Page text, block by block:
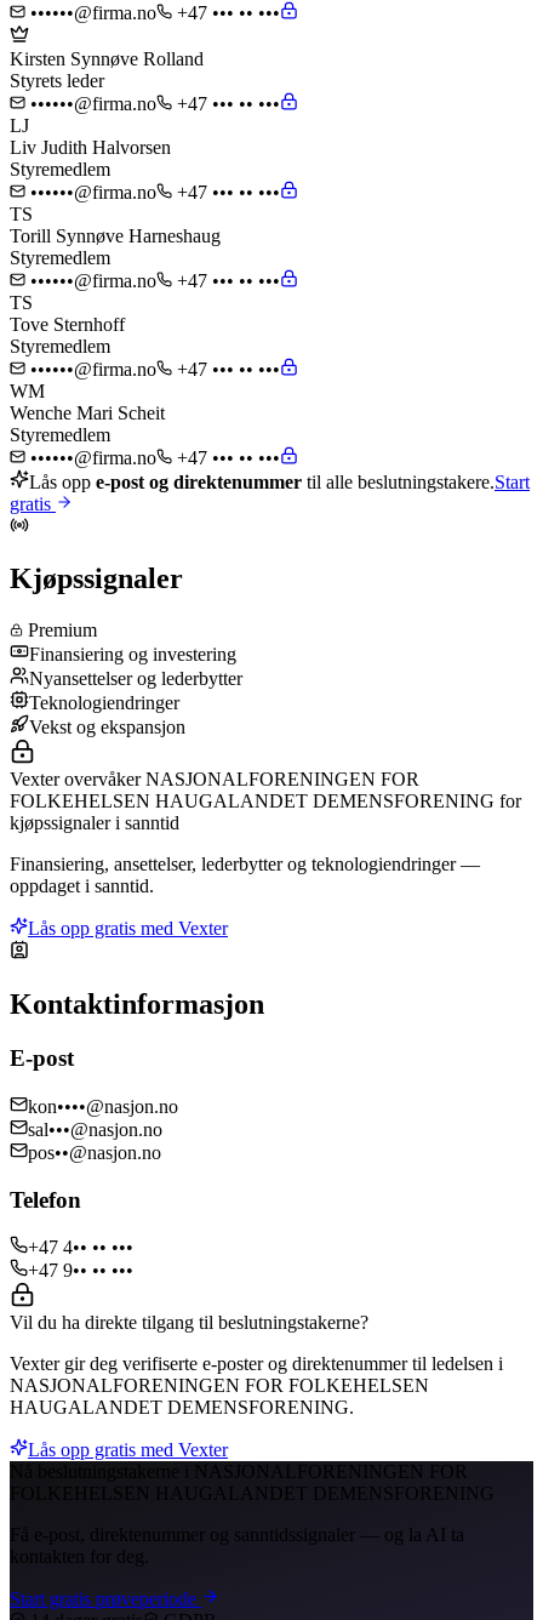
••••••@firma.no
+47 ••• •• •••
Kirsten Synnøve Rolland
Styrets leder
••••••@firma.no
+47 ••• •• •••
LJ
Liv Judith Halvorsen
Styremedlem
••••••@firma.no
+47 ••• •• •••
TS
Torill Synnøve Harneshaug
Styremedlem
••••••@firma.no
+47 ••• •• •••
TS
Tove Sternhoff
Styremedlem
••••••@firma.no
+47 ••• •• •••
WM
Wenche Mari Scheit
Styremedlem
••••••@firma.no
+47 ••• •• •••
Lås opp e-post og direktenummer til alle beslutningstakere.Start
gratis
Kjøpssignaler
Premium
Finansiering og investering
Nyansettelser og lederbytter
Teknologiendringer
Vekst og ekspansjon
Vexter overvåker NASJONALFORENINGEN FOR
FOLKEHELSEN HAUGALANDET DEMENSFORENING for
kjøpssignaler i sanntid
Finansiering, ansettelser, lederbytter og teknologiendringer —
oppdaget i sanntid.
Lås opp gratis med Vexter
Kontaktinformasjon
E-post
kon••••@nasjon.no
sal•••@nasjon.no
pos••@nasjon.no
Telefon
+47 4•• •• •••
+47 9•• •• •••
Vil du ha direkte tilgang til beslutningstakerne?
Vexter gir deg verifiserte e-poster og direktenummer til ledelsen i
NASJONALFORENINGEN FOR FOLKEHELSEN
HAUGALANDET DEMENSFORENING.
Lås opp gratis med Vexter
Nå beslutningstakerne i NASJONALFORENINGEN FOR
FOLKEHELSEN HAUGALANDET DEMENSFORENING
Få e-post, direktenummer og sanntidssignaler — og la AI ta
kontakten for deg.
Start gratis prøveperiode